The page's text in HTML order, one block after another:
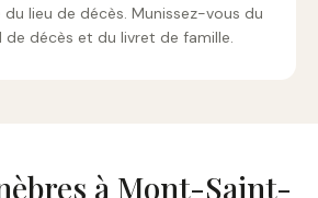
du lieu de décès. Munissez-vous du
décès et du livret de famille.
à Mont-Saint-